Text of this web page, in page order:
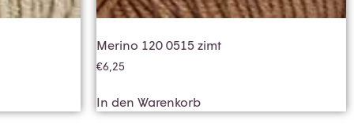
Merino 120 0515 zimt
€6,25
In den Warenkorb